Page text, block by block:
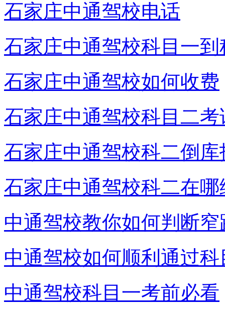
石家庄中通驾校电话
石家庄中通驾校科目一
石家庄中通驾校如何收费
石家庄中通驾校科目二考
石家庄中通驾校科二倒库
石家庄中通驾校科二在哪
中通驾校教你如何判断
中通驾校如何顺利通过
中通驾校科目一考前必看